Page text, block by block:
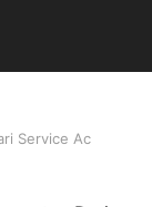
Service Ac